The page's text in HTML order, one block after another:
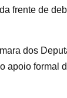
frente de
dos
apoio formal